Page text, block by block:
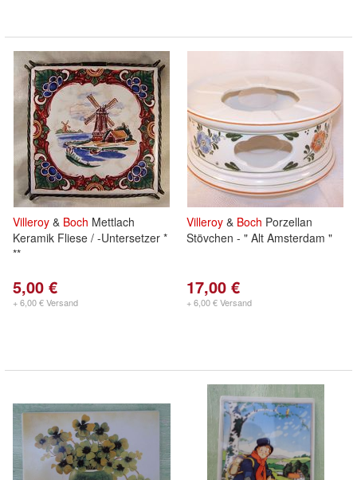
Villeroy & Boch Mettlach
Keramik Fliese / -Untersetzer *
**
5,00 €
+ 6,00 € Versand
Villeroy & Boch Porzellan
Stövchen - " Alt Amsterdam "
17,00 €
+ 6,00 € Versand